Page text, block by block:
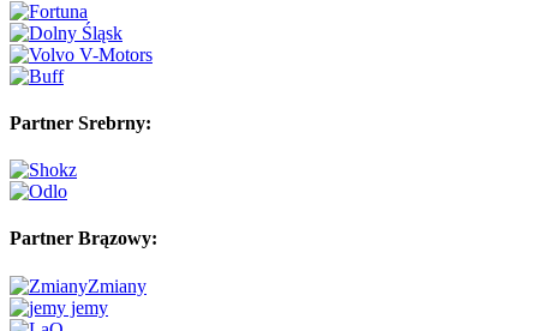
Partner Srebrny:
Partner Brązowy: